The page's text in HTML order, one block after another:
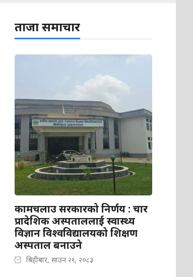
ताजा समाचार
कामचलाउ सरकारको निर्णय : चार
प्रादेशिक अस्पताललाई स्वास्थ्य
विज्ञान विश्वविद्यालयको शिक्षण
अस्पताल बनाउने
बिहीबार, साउन २१, २०८३